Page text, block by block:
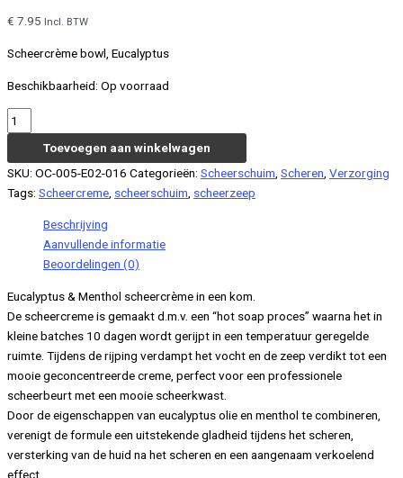
€ 7.95 Incl. BTW
Scheercrème bowl, Eucalyptus
Beschikbaarheid: Op voorraad
Proraso
Groen,
Scheercrème
bowl,
Eucalyptus,
Toevoegen aan winkelwagen
SKU: OC-005-E02-016 Categorieën: Scheerschuim Scheren Verzorging
Tags: Scheercreme scheerschuim scheerzeep
Beschrijving
Aanvullende informatie
Beoordelingen (0)
Eucalyptus & Menthol scheercrème in een kom.
De scheercreme is gemaakt d.m.v. een “hot soap proces” waarna het in
kleine batches 10 dagen wordt gerijpt in een temperatuur geregelde
ruimte. Tijdens de rijping verdampt het vocht en de zeep verdikt tot een
mooie geconcentreerde creme, perfect voor een professionele
scheerbeurt met een mooie scheerkwast.
Door de eigenschappen van eucalyptus olie en menthol te combineren,
verenigt de formule een uitstekende gladheid tijdens het scheren,
versterking van de huid na het scheren en een aangenaam verkoelend
effect.